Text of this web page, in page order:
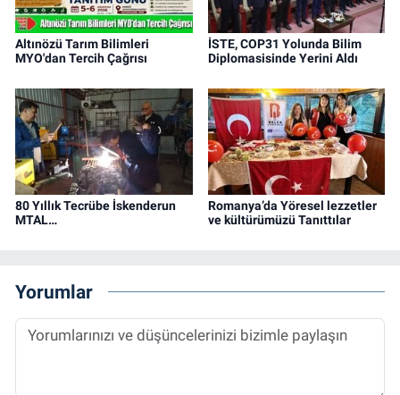
Altınözü Tarım Bilimleri
MYO'dan Tercih Çağrısı
İSTE, COP31 Yolunda Bilim
Diplomasisinde Yerini Aldı
80 Yıllık Tecrübe İskenderun
MTAL…
Romanya’da Yöresel lezzetler
ve kültürümüzü Tanıttılar
Yorumlar